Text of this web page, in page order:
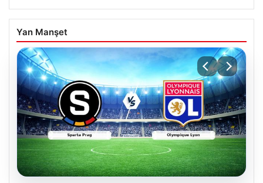
Yan Manşet